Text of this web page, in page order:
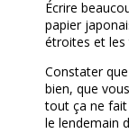
Écrire
papier
étroites et les
Constater
bien, que
tout ça ne
le lendemain